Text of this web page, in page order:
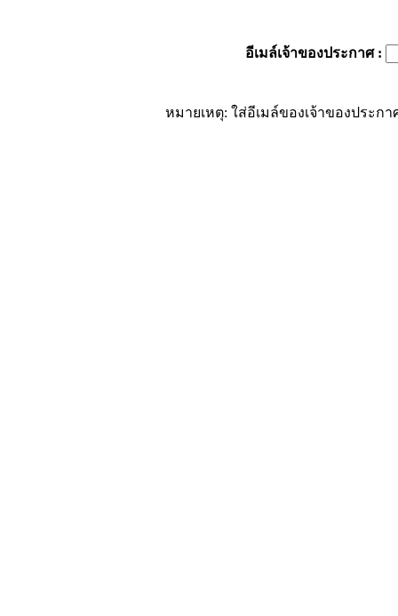
อีเมล์เจ้าของประกาศ:
หมายเหตุ: ใส่อีเมล์ของเจ้าของประก